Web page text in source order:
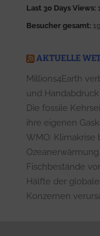
Last 30 Days Views:
Besucher gesamt:
AKTUELLE
Millions4Earth
und Handabdruck
Die fossile
ihre eigenen
WMO: Klimakrise
Fischbestände
Hälfte der
Konzernen